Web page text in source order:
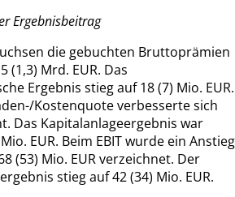
Ergebnisbeitrag
die gebuchten Bruttoprämien
(1,3) Mrd. EUR. Das
Ergebnis stieg auf 18 (7) Mio. EUR.
Kostenquote verbesserte sich
Das Kapitalanlageergebnis war
EUR. Beim EBIT wurde ein Anstieg
(53) Mio. EUR verzeichnet. Der
stieg auf 42 (34) Mio. EUR.